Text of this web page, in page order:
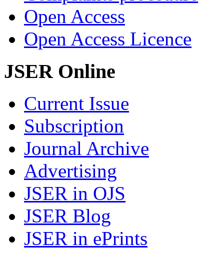
Open Access
Open Access Licence
JSER Online
Current Issue
Subscription
Journal Archive
Advertising
JSER in OJS
JSER Blog
JSER in ePrints